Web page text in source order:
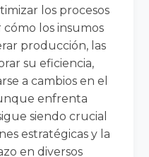
los procesos
los insumos
producción, las
su eficiencia,
a cambios en el
enfrenta
siendo crucial
estratégicas y la
en diversos